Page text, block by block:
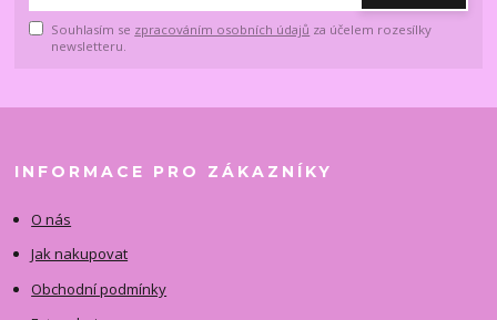
Souhlasím se zpracováním osobních údajů za účelem rozesílky
newsletteru.
INFORMACE PRO ZÁKAZNÍKY
O nás
Jak nakupovat
Obchodní podmínky